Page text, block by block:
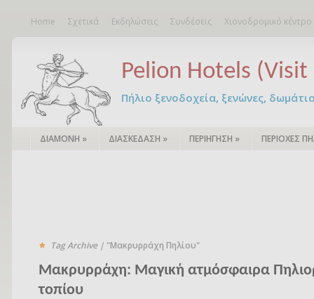
Home Σχετικά Εκδηλώσεις Συνδέσεις Χιονοδρομικό
Pelion Hotels (Visit
Πήλιο ξενοδοχεία, ξενώνες,
ΔΙΑΜΟΝΗ » ΔΙΑΣΚΕΔΑΣΗ » ΠΕΡΙΗΓΗΣΗ » ΠΕΡΙΟΧΕΣ
Tag Archive | "Μακρυρράχη Πηλίου"
Μακρυρράχη: Mαγική ατμόσφαιρα
τοπίου